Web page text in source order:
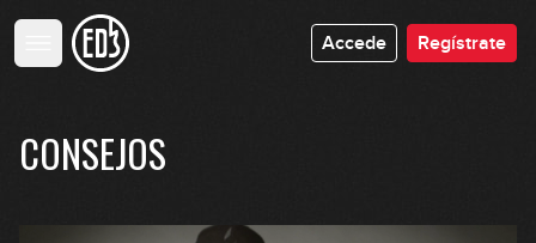
Accede Regístrate
CONSEJOS